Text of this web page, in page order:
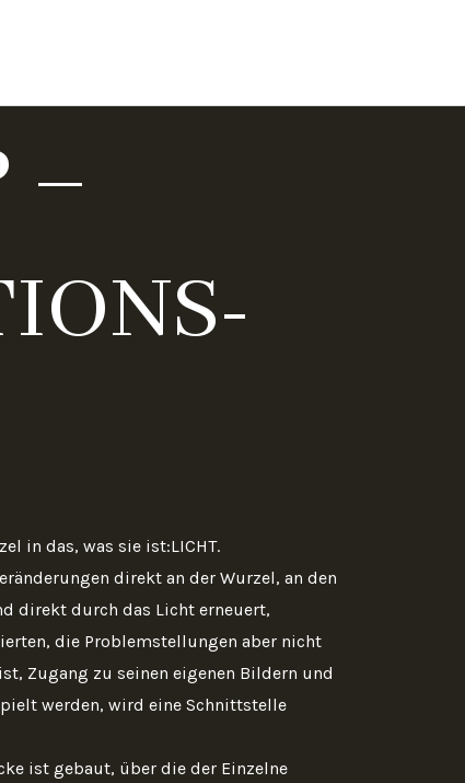
–
in das, was sie ist:LICHT.
direkt an der Wurzel, an den
direkt durch das Licht erneuert,
die Problemstellungen aber nicht
Zugang zu seinen eigenen Bildern und
werden, wird eine Schnittstelle
ist gebaut, über die der Einzelne